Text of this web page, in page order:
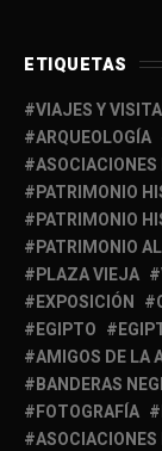
ETIQUETAS
VIAJES Y
ARQUEOLOGÍA
PATRIMONIO
PATRIMONIO
PATRIMONIO
PLAZA VIEJA
EXPOSICIÓN
EGIPTO
AMIGOS DE LA
BANDERAS
FOTOGRAFÍA